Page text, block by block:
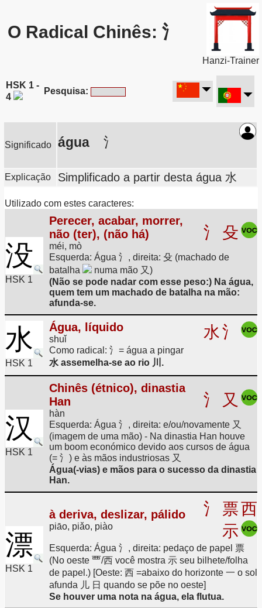
O Radical Chinês: 氵
Hanzi-Trainer
HSK 1 -
4
Pesquisa:
Significado água 氵
Explicação Simplificado a partir desta água 水
Utilizado com estes caracteres:
没
HSK 1
Perecer, acabar, morrer,
não (ter), (não há)
méi, mò
氵 殳
Esquerda: Água 氵, direita: 殳 (machado de
batalha
numa mão 又)
(Não se pode nadar com esse peso:) Na água,
quem tem um machado de batalha na mão:
afunda-se.
水
HSK 1
Água, líquido
shuǐ 水氵
Como radical: 氵= água a pingar
水 assemelha-se ao rio 川.
汉
HSK 1
Chinês (étnico), dinastia
Han
hàn
氵 又
Esquerda: Água 氵, direita: e/ou/novamente 又
(imagem de uma mão) - Na dinastia Han houve
um boom económico devido aos cursos de água
(= 氵) e às mãos industriosas 又
Água(-vias) e mãos para o sucesso da dinastia
Han.
漂
HSK 1
à deriva, deslizar, pálido
piāo, piǎo, piào
氵 票西
示
Esquerda: Água 氵, direita: pedaço de papel 票
(No oeste 覀/西 você mostra 示 seu bilhete/folha
de papel.) [Oeste: 西 =abaixo do horizonte 一 o sol
afunda 儿 日 quando se põe no oeste]
Se houver uma nota na água, ela flutua.